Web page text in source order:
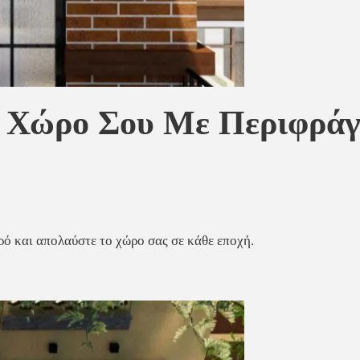
Χώρο Σου Με
και απολαύστε το χώρο σας σε κάθε εποχή.